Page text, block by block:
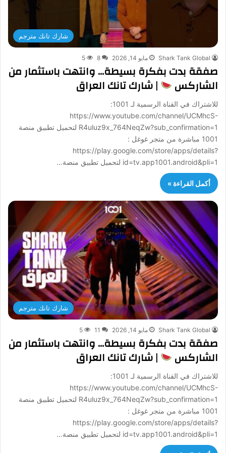
شارك تانك مترجم
Shark Tank Global مايو 14, 2026 8
5
صفقة بدت بفكرة بسيطة… وانتهت باستثمار من
الشاركس | شارك تانك العراق
للاشتراك في القناة الرسمية لـ 1001:
https://www.youtube.com/channel/UCMhcS-
R4uluz9x_764NeqZw?sub_confirmation=1 لتحميل تطبيق منصة
1001 مباشرة من متجر غوغل :
https://play.google.com/store/apps/details?
id=tv.app1001.android&pli=1 لتحميل تطبيق منصة…
أكمل القراءة »
شارك تانك مترجم
Shark Tank Global مايو 14, 2026 11
5
صفقة بدت بفكرة بسيطة… وانتهت باستثمار من
الشاركس | شارك تانك العراق
للاشتراك في القناة الرسمية لـ 1001:
https://www.youtube.com/channel/UCMhcS-
R4uluz9x_764NeqZw?sub_confirmation=1 لتحميل تطبيق منصة
1001 مباشرة من متجر غوغل :
https://play.google.com/store/apps/details?
id=tv.app1001.android&pli=1 لتحميل تطبيق منصة…